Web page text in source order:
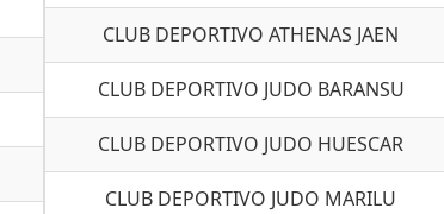
CLUB DEPORTIVO ATHENAS JAEN
CLUB DEPORTIVO JUDO BARANSU
CLUB DEPORTIVO JUDO HUESCAR
CLUB DEPORTIVO JUDO MARILU